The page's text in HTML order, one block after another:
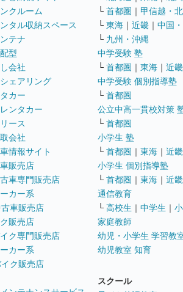
ンクルーム
タル収納スペース
テナ
型
会社
ェアリング
カー
ンタカー
ース
会社
情報サイト
販売店
車専門販売店
ーカー系
車販売店
販売店
ク専門販売店
ーカー系
ク販売店
└ 首都圏 ｜ 甲信越・
└ 東海 ｜ 近畿 ｜ 中国
└ 九州・沖縄
中学受験 塾
└ 首都圏 ｜ 東海 ｜ 近畿
中学受験 個別指導塾
└ 首都圏
公立中高一貫校対策
└ 首都圏
小学生 塾
└ 首都圏 ｜ 東海 ｜ 近畿
小学生 個別指導塾
└ 首都圏 ｜ 東海 ｜ 近畿
通信教育
└ 高校生 ｜ 中学生 ｜
家庭教師
幼児・小学生 学習教
幼児教室 知育
スクール